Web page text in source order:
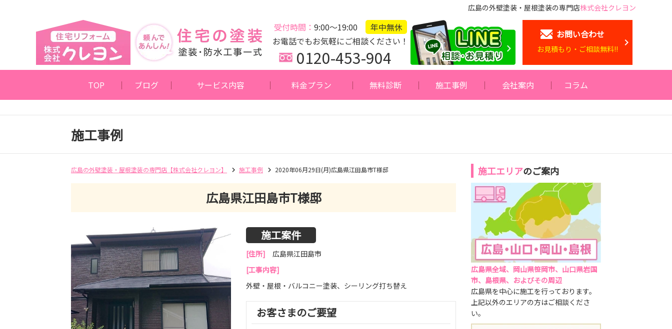
広島の外壁塗装・屋根塗装の専門店株式会社クレヨン
受付時間： 9:00～19:00
年中無休
お電話でもお気軽にご相談ください！
0120-453-904
お問い合わせ
お見積もり・ご相談無料!!
TOP ブログ サービス内容 料金プラン 無料診断 施工事例 会社案内 コラム
施工事例
広島の外壁塗装・屋根塗装の専門店【株式会社クレヨン】 施工事例 2020年06月29日(月)広島県江田島市T様邸
広島県江田島市T様邸
施工案件
[住所]
広島県江田島市
[工事内容]
外壁・屋根・バルコニー塗装、シーリング打ち替え
お客さまのご要望
施工エリアのご案内
広島県全域、岡山県笹岡市、山口県岩国
市、島根県、およびその周辺
広島県を中心に施工を行っております。
上記以外のエリアの方はご相談くださ
い。